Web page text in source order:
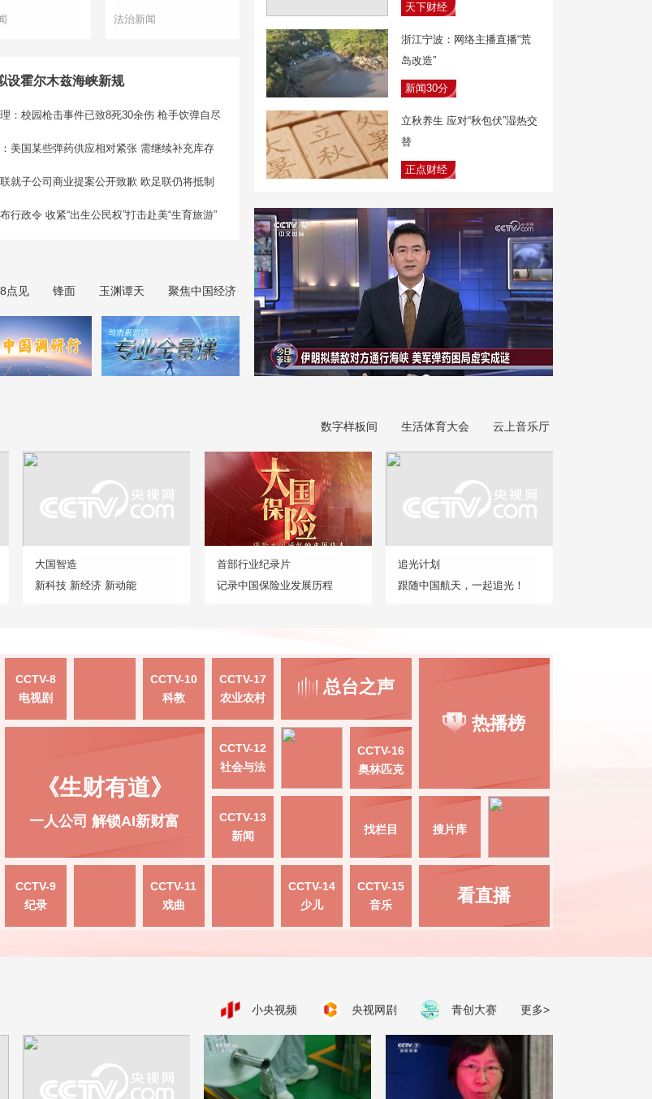
法治新闻
设霍尔木兹海峡新规
：校园枪击事件已致8死30余伤 枪手饮弹自尽
美国某些弹药供应相对紧张 需继续补充库存
就子公司商业提案公开致歉 欧足联仍将抵制
行政令 收紧“出生公民权”打击赴美“生育旅游”
8点见 锋面 玉渊谭天 聚焦中国经济
天下财经
浙江宁波：网络主播直播“荒
岛改造”
新闻30分
立秋养生 应对“秋包伏”湿热交
替
正点财经
数字样板间 生活体育大会 云上音乐厅
大国智造
新科技 新经济 新动能
首部行业纪录片
记录中国保险业发展历程
追光计划
跟随中国航天，一起追光！
CCTV-8
电视剧
CCTV-10
科教
CCTV-17
农业农村
总台之声
热播榜
《生财有道》
一人公司 解锁AI新财富
CCTV-12
社会与法
CCTV-16
奥林匹克
CCTV-13
新闻
找栏目 搜片库
CCTV-9
纪录
CCTV-11
戏曲
CCTV-14
少儿
CCTV-15
音乐
看直播
更多>
小央视频 央视网剧 青创大赛